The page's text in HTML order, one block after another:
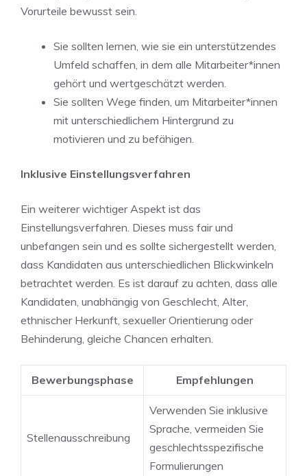
Vorurteile bewusst sein.
Sie sollten lernen,⁤ wie sie ein unterstützendes
⁢Umfeld schaffen, in dem alle Mitarbeiter*innen
gehört und wertgeschätzt werden.
Sie sollten Wege finden, um Mitarbeiter*innen
mit unterschiedlichem Hintergrund zu
motivieren und zu befähigen.
Inklusive‍ Einstellungsverfahren
Ein weiterer wichtiger Aspekt⁢ ist das
Einstellungsverfahren.​ Dieses muss ⁣fair und‌
unbefangen sein und‌ es sollte sichergestellt​ werden,
dass‌ Kandidaten aus unterschiedlichen Blickwinkeln
betrachtet werden. Es ist darauf zu achten, dass⁤ alle
Kandidaten, unabhängig ‌von Geschlecht, Alter,
ethnischer Herkunft,⁢ sexueller Orientierung oder
⁢Behinderung, gleiche Chancen erhalten.
Bewerbungsphase Empfehlungen
Stellenausschreibung
Verwenden Sie inklusive
Sprache, vermeiden Sie
‍geschlechtsspezifische
Formulierungen